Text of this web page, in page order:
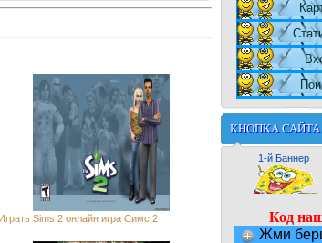
Играть Sims 2 онлайн игра Симс 2
КНОПКА САЙТА
1-й Баннер
Код
Жми